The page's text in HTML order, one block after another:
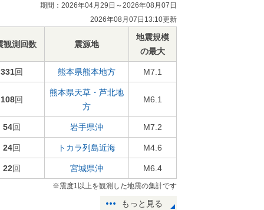
期間：2026年04月29日～2026年08月07日
2026年08月07日13:10更新
観測回数 震源地
地震規模
の最大
331回 熊本県熊本地方 M7.1
108回
熊本県天草・芦北地
方
M6.1
54回 岩手県沖 M7.2
24回 トカラ列島近海 M4.6
22回 宮城県沖 M6.4
※震度1以上を観測した地震の集計です
もっと見る